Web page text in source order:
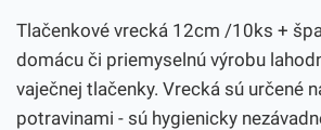
Tlačenkové vrecká 12cm /10ks +
domácu či priemyselnú výrobu
vaječnej tlačenky. Vrecká sú určené
potravinami - sú hygienicky